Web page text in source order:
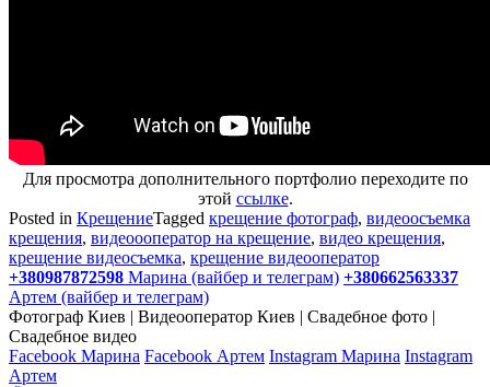
Для просмотра дополнительного портфолио переходите по
этой ссылке.
Posted in КрещениеTagged крещение фотограф, видеоосъемка
крещения, видеоооператор на крещение, видео крещения,
крещение видеосъемка, крещение видеооператор
+380987872598 Марина (вайбер и телеграм) +380662563337
Артем (вайбер и телеграм)
Фотограф Киев | Видеооператор Киев | Свадебное фото |
Свадебное видео
Facebook Марина Facebook Артем Instagram Марина Instagram
Артем